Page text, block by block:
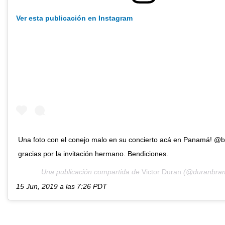
Ver esta publicación en Instagram
Una foto con el conejo malo en su concierto acá en Panamá!
gracias por la invitación hermano. Bendiciones.
Una publicación compartida de Victor Duran
15 Jun, 2019 a las 7:26 PDT